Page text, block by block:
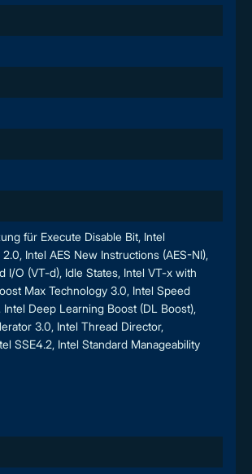
für Execute Disable Bit, Intel
Intel AES New Instructions (AES-NI),
I/O (VT-d), Idle States, Intel VT-x with
Max Technology 3.0, Intel Speed
Deep Learning Boost (DL Boost),
3.0, Intel Thread Director,
SSE4.2, Intel Standard Manageability